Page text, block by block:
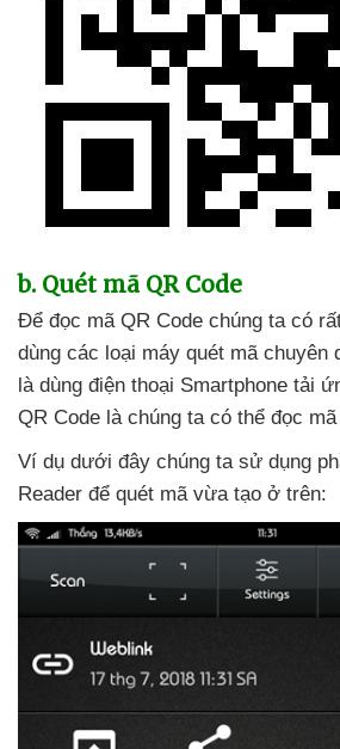
b. Quét mã QR Code
Để đọc mã QR Code chúng ta có
dùng các loại máy quét mã chuyên
là dùng điện thoại Smartphone tải
QR Code là chúng ta có thể đọc
Ví dụ dưới đây chúng ta sử dụng
Reader để quét mã vừa tạo ở trên: